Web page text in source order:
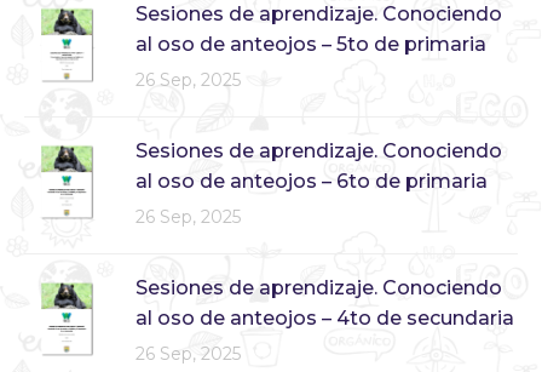
Sesiones de aprendizaje. Conociendo
al oso de anteojos – 5to de primaria
26 Sep, 2025
Sesiones de aprendizaje. Conociendo
al oso de anteojos – 6to de primaria
26 Sep, 2025
Sesiones de aprendizaje. Conociendo
al oso de anteojos – 4to de secundaria
26 Sep, 2025